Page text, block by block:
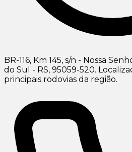
BR-116, Km 145, s/n - Nossa
do Sul - RS, 95059-520.
principais rodovias da região.